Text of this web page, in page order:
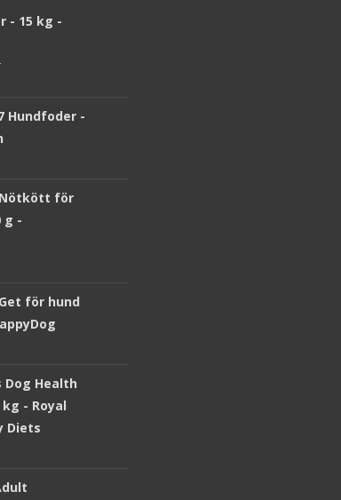
- 15 kg -
Hundfoder -
Nötkött för
g -
för hund
Health
- Royal
Diets